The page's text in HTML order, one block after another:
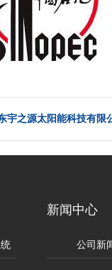
宇之源太阳能科技有限
新闻中心
公司新